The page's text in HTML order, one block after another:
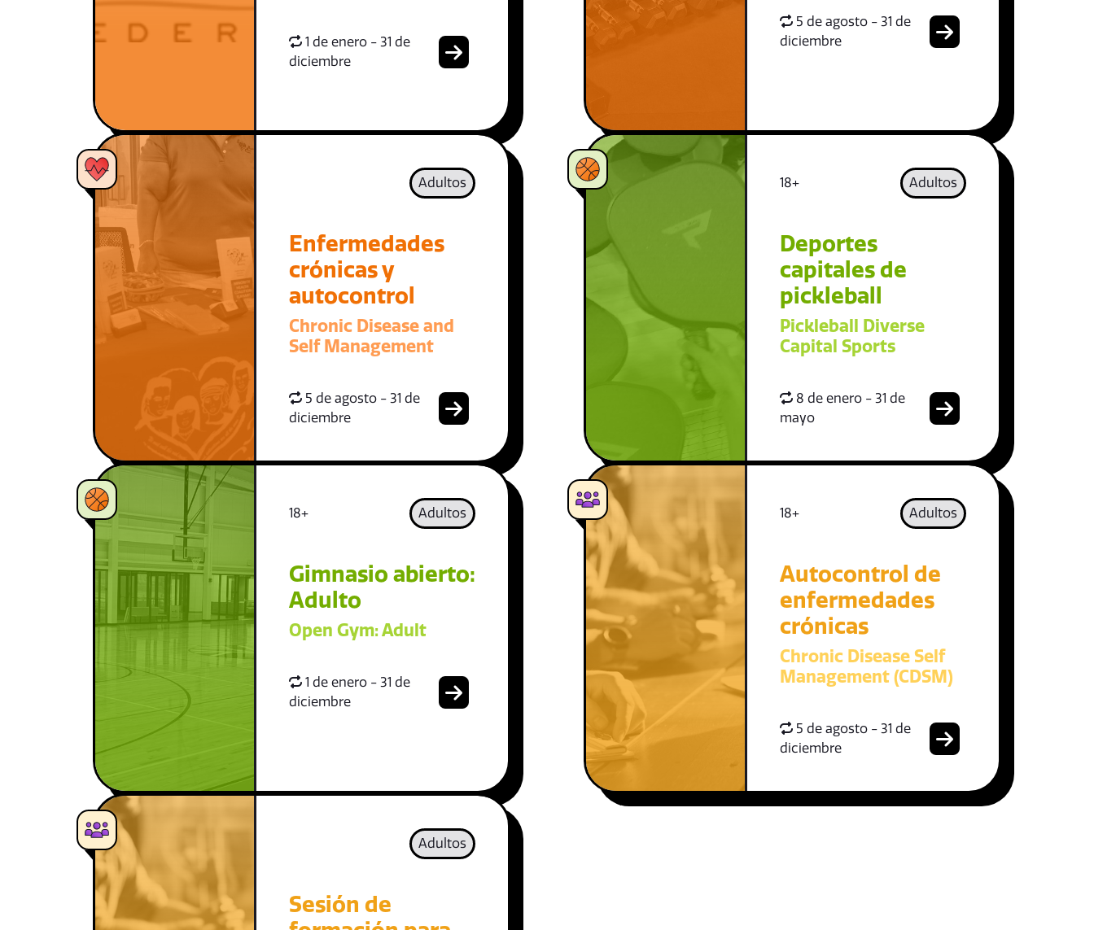
1 de enero - 31 de
diciembre
5 de agosto - 31 de
diciembre
Adultos
Enfermedades
crónicas y
autocontrol
Chronic Disease and
Self Management
5 de agosto - 31 de
diciembre
18+ Adultos
Deportes
capitales de
pickleball
Pickleball Diverse
Capital Sports
8 de enero - 31 de
mayo
18+ Adultos
Gimnasio abierto:
Adulto
Open Gym: Adult
1 de enero - 31 de
diciembre
18+ Adultos
Autocontrol de
enfermedades
crónicas
Chronic Disease Self
Management (CDSM)
5 de agosto - 31 de
diciembre
Adultos
Sesión de